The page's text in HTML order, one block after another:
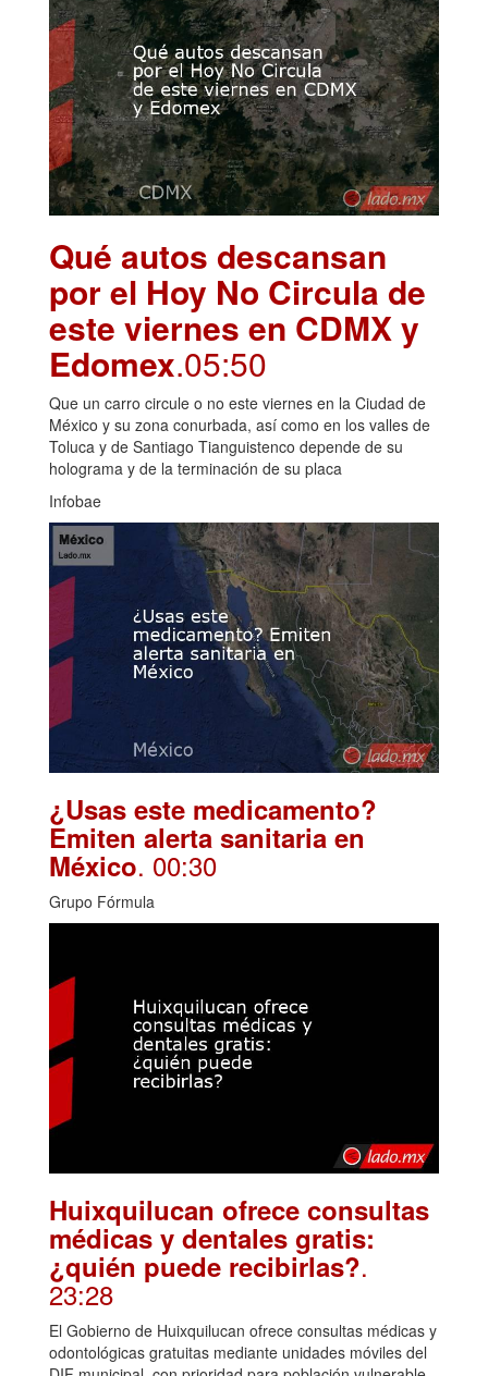
Qué autos descansan
por el Hoy No Circula de
este viernes en CDMX y
Edomex.05:50
Que un carro circule o no este viernes en la Ciudad de
México y su zona conurbada, así como en los valles de
Toluca y de Santiago Tianguistenco depende de su
holograma y de la terminación de su placa
Infobae
¿Usas este medicamento?
Emiten alerta sanitaria en
México. 00:30
Grupo Fórmula
Huixquilucan ofrece consultas
médicas y dentales gratis:
¿quién puede recibirlas?.
23:28
El Gobierno de Huixquilucan ofrece consultas médicas y
odontológicas gratuitas mediante unidades móviles del